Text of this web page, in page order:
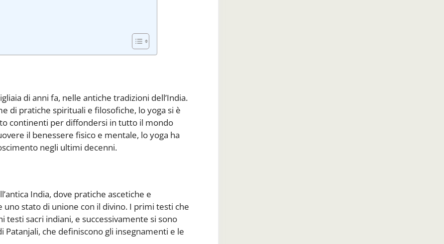
di anni fa, nelle antiche tradizioni dell’India.
di pratiche spirituali e filosofiche, lo yoga si è
continenti per diffondersi in tutto il mondo
il benessere fisico e mentale, lo yoga ha
negli ultimi decenni.
India, dove pratiche ascetiche e
stato di unione con il divino. I primi testi che
testi sacri indiani, e successivamente si sono
che definiscono gli insegnamenti e le